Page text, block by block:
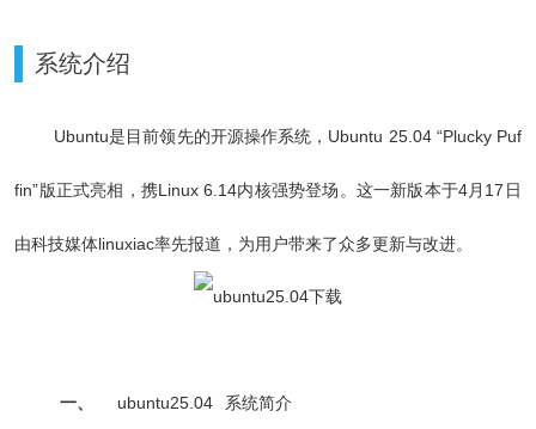
系统介绍
Ubuntu是目前领先的开源操作系统， Ubuntu 25.04 “Plucky Puf
fin”版正式亮相，携Linux 6.14内核强势登场。这一新版本于4月17日
由科技媒体linuxiac率先报道，为用户带来了众多更新与改进。
一、 ubuntu25.04 系统简介